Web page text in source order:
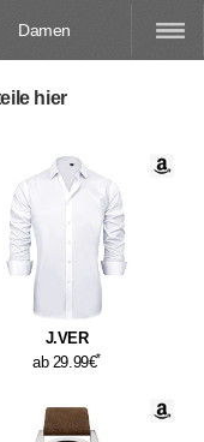
Damen
hier
J.VER
ab 29.99€*